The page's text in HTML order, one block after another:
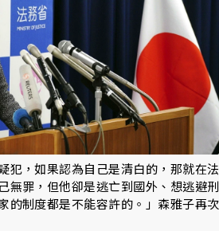
犯，如果認為自己是清白的，那就在法
無罪，但他卻是逃亡到國外、想逃避刑
的制度都是不能容許的。」森雅子再次